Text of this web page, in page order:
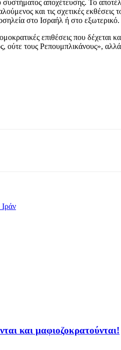
αποχέτευσης. Το
και τις σχετικές
στο Ισραήλ ή στο
επιθέσεις που
ούτε τους Ρεπουμπλικάνους»,
και μαφιοζοκρατούνται!